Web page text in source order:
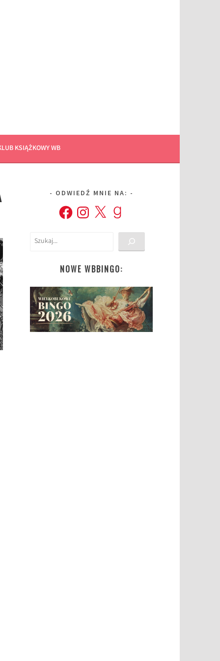
KSIĄŻKOWY WB
ODWIEDŹ MNIE NA:
FacebookInstagram
X Goodreads
Szukaj
NOWE WBBINGO: